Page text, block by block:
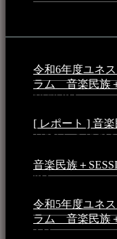
令和6年度ユネ
ラム 音楽民族＋
10:50 PM
[ レポート ] 音楽
月25日 - 9:13 PM
音楽民族＋
PM
令和5年度ユネ
ラム 音楽民族
AM